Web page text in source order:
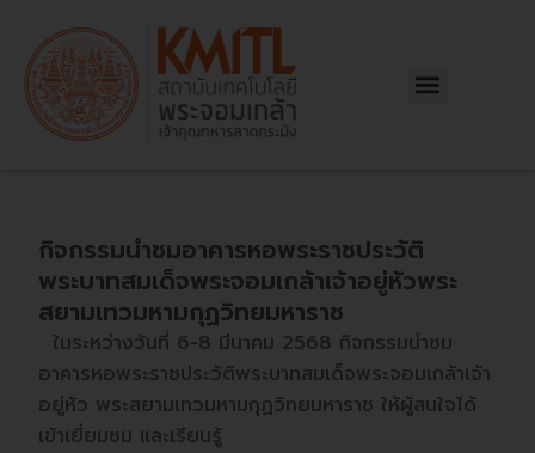
content
Menu
กิจกรรมนำชมอาคารหอพระราชประวัติ
พระบาทสมเด็จพระจอมเกล้าเจ้าอยู่หัวพระ
สยามเทวมหามกุฏวิทยมหาราช
ในระหว่างวันที่ 6-8 มีนาคม 2568 กิจกรรมนำชม
อาคารหอพระราชประวัติพระบาทสมเด็จพระจอมเกล้าเจ้า
อยู่หัว พระสยามเทวมหามกุฏวิทยมหาราช ให้ผู้สนใจได้
เข้าเยี่ยมชม และเรียนรู้
navigation